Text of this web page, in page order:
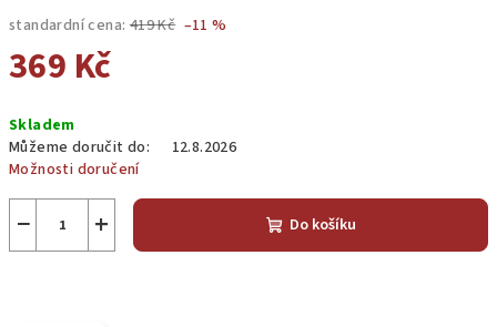
standardní cena: 419 Kč –11 %
369 Kč
cena:
Skladem
Můžeme doručit do:
12.8.2026
Možnosti doručení
+
− Do košíku